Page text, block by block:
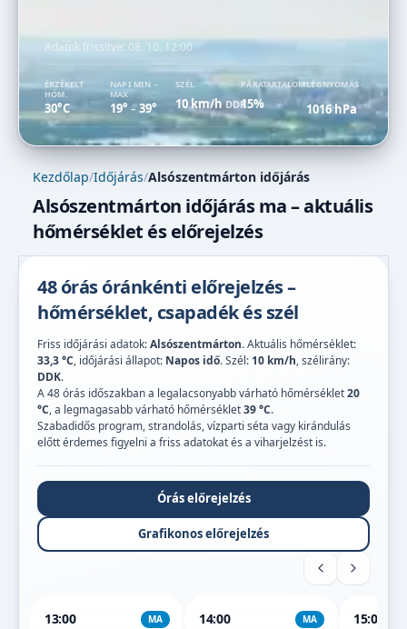
Adatok frissítve: 08. 10. 12:00
ÉRZÉKELT
HŐM.
30°C
NAPI MIN –
MAX
19° –39°
SZÉL
10 km/hDDK
PÁRATARTALOM
15%
LÉGNYOMÁS
1016 hPa
Kezdőlap/Időjárás/Alsószentmárton időjárás
Alsószentmárton időjárás ma – aktuális
hőmérséklet és előrejelzés
48 órás óránkénti előrejelzés –
hőmérséklet, csapadék és szél
Friss időjárási adatok:Alsószentmárton. Aktuális hőmérséklet:
33,3 °C, időjárási állapot: Napos idő. Szél: 10 km/h, szélirány:
DDK.
A 48 órás időszakban a legalacsonyabb várható hőmérséklet20
°C, a legmagasabb várható hőmérséklet39 °C.
Szabadidős program, strandolás, vízparti séta vagy kirándulás
előtt érdemes figyelni a friss adatokat és a viharjelzést is.
Órás előrejelzés
Grafikonos előrejelzés
13:00 MA 14:00 MA 15:00